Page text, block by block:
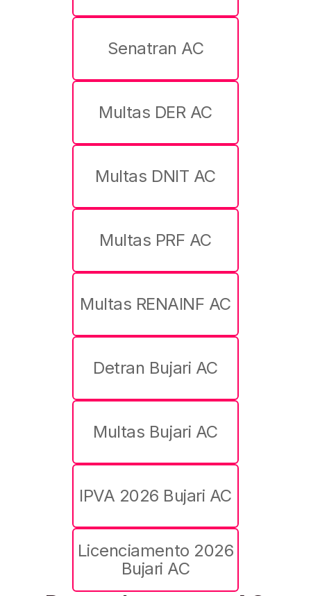
Senatran AC
Multas DER AC
Multas DNIT AC
Multas PRF AC
Multas RENAINF AC
Detran Bujari AC
Multas Bujari AC
IPVA 2026 Bujari AC
Licenciamento 2026
Bujari AC